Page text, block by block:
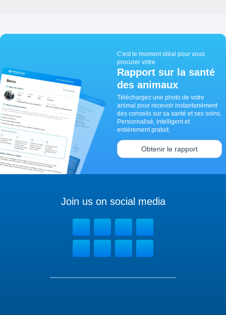
C'est le moment idéal pour vous
procurer votre
Rapport sur la santé
des animaux
Téléchargez une photo de votre
animal pour recevoir instantanément
des conseils sur sa santé et ses soins.
Personnalisé, intelligent et
entièrement gratuit.
Obtenir le rapport
Join us on social media